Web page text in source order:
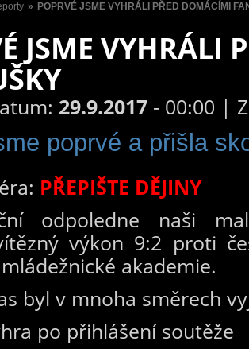
» POPRVÉ JSME VYHRÁLI PŘED DOMÁCÍMI
JSME VYHRÁLI
29.9.2017 - 00:00 |
poprvé a přišla
PŘEPIŠTE DĚJINY
odpoledne naši
výkon 9:2 proti
akademie.
byl v mnoha směrech
po přihlášení soutěže